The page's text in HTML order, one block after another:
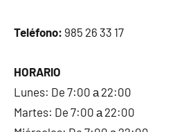
Teléfono: 985 26 33 17
HORARIO
Lunes: De 7:00 а 22:00
Martes: De 7:00 а 22:00